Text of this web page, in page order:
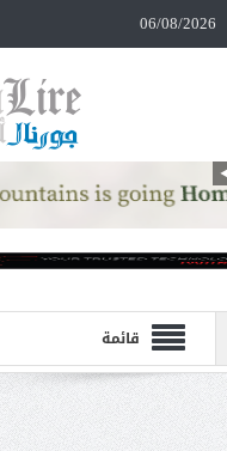
06/08/2026
قائمة